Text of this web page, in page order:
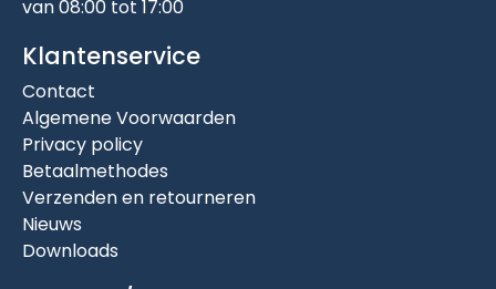
van 08:00 tot 17:00
Klantenservice
Contact
Algemene Voorwaarden
Privacy policy
Betaalmethodes
Verzenden en retourneren
Nieuws
Downloads